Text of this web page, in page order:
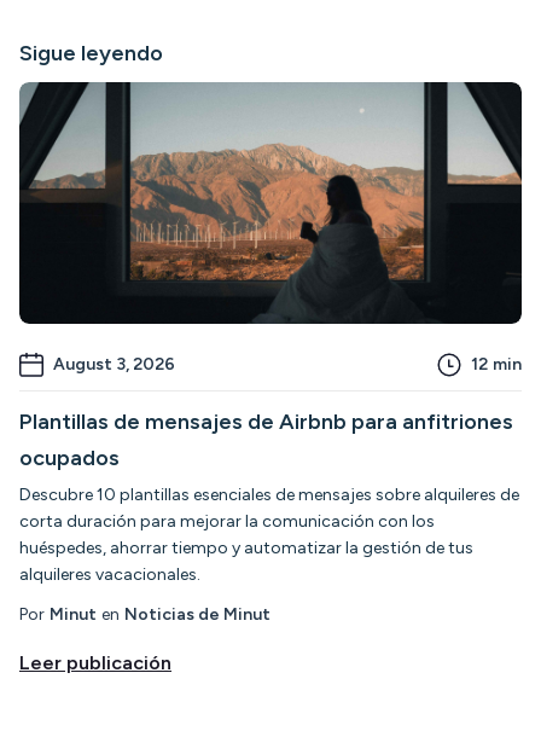
Sigue leyendo
August 3, 2026 12 min
Plantillas de mensajes de Airbnb para anfitriones
ocupados
Descubre 10 plantillas esenciales de mensajes sobre alquileres de
corta duración para mejorar la comunicación con los
huéspedes, ahorrar tiempo y automatizar la gestión de tus
alquileres vacacionales.
Por Minut en Noticias de Minut
Leer publicación